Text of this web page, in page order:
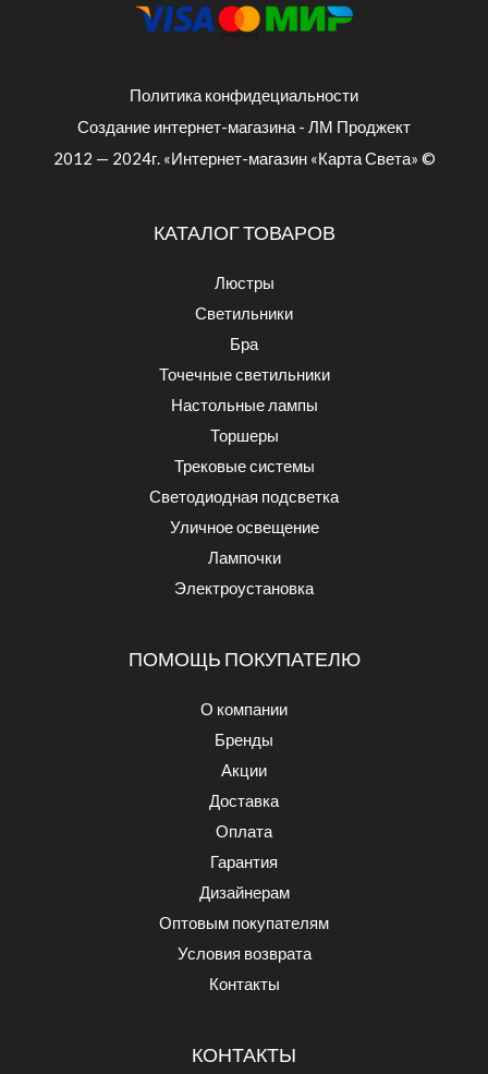
Политика конфидециальности
Создание интернет-магазина - ЛМ Проджект
2012 — 2024г. «Интернет-магазин «Карта Света» ©
КАТАЛОГ ТОВАРОВ
Люстры
Светильники
Бра
Точечные светильники
Настольные лампы
Торшеры
Трековые системы
Светодиодная подсветка
Уличное освещение
Лампочки
Электроустановка
ПОМОЩЬ ПОКУПАТЕЛЮ
О компании
Бренды
Акции
Доставка
Оплата
Гарантия
Дизайнерам
Оптовым покупателям
Условия возврата
Контакты
КОНТАКТЫ